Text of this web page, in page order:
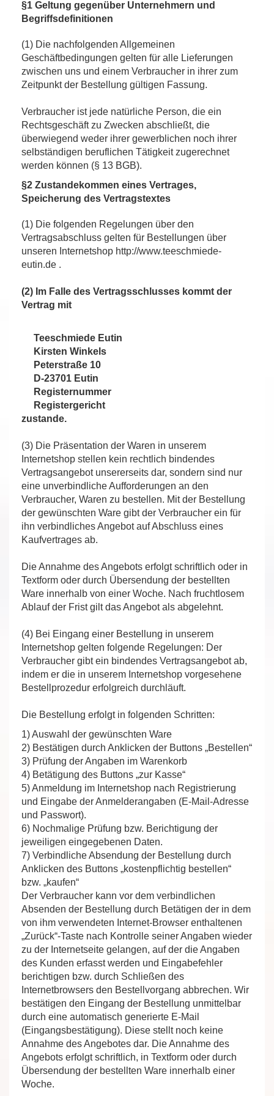
§1 Geltung gegenüber Unternehmern und
Begriffsdefinitionen
(1) Die nachfolgenden Allgemeinen
Geschäftbedingungen gelten für alle Lieferungen
zwischen uns und einem Verbraucher in ihrer zum
Zeitpunkt der Bestellung gültigen Fassung.
Verbraucher ist jede natürliche Person, die ein
Rechtsgeschäft zu Zwecken abschließt, die
überwiegend weder ihrer gewerblichen noch ihrer
selbständigen beruflichen Tätigkeit zugerechnet
werden können (§ 13 BGB).
§2 Zustandekommen eines Vertrages,
Speicherung des Vertragstextes
(1) Die folgenden Regelungen über den
Vertragsabschluss gelten für Bestellungen über
unseren Internetshop http://www.teeschmiede-
eutin.de .
(2) Im Falle des Vertragsschlusses kommt der
Vertrag mit
Teeschmiede Eutin
Kirsten Winkels
Peterstraße 10
D-23701 Eutin
Registernummer
Registergericht
zustande.
(3) Die Präsentation der Waren in unserem
Internetshop stellen kein rechtlich bindendes
Vertragsangebot unsererseits dar, sondern sind nur
eine unverbindliche Aufforderungen an den
Verbraucher, Waren zu bestellen. Mit der Bestellung
der gewünschten Ware gibt der Verbraucher ein für
ihn verbindliches Angebot auf Abschluss eines
Kaufvertrages ab.
Die Annahme des Angebots erfolgt schriftlich oder in
Textform oder durch Übersendung der bestellten
Ware innerhalb von einer Woche. Nach fruchtlosem
Ablauf der Frist gilt das Angebot als abgelehnt.
(4) Bei Eingang einer Bestellung in unserem
Internetshop gelten folgende Regelungen: Der
Verbraucher gibt ein bindendes Vertragsangebot ab,
indem er die in unserem Internetshop vorgesehene
Bestellprozedur erfolgreich durchläuft.
Die Bestellung erfolgt in folgenden Schritten:
1) Auswahl der gewünschten Ware
2) Bestätigen durch Anklicken der Buttons „Bestellen“
3) Prüfung der Angaben im Warenkorb
4) Betätigung des Buttons „zur Kasse“
5) Anmeldung im Internetshop nach Registrierung
und Eingabe der Anmelderangaben (E-Mail-Adresse
und Passwort).
6) Nochmalige Prüfung bzw. Berichtigung der
jeweiligen eingegebenen Daten.
7) Verbindliche Absendung der Bestellung durch
Anklicken des Buttons „kostenpflichtig bestellen“
bzw. „kaufen“
Der Verbraucher kann vor dem verbindlichen
Absenden der Bestellung durch Betätigen der in dem
von ihm verwendeten Internet-Browser enthaltenen
„Zurück“-Taste nach Kontrolle seiner Angaben wieder
zu der Internetseite gelangen, auf der die Angaben
des Kunden erfasst werden und Eingabefehler
berichtigen bzw. durch Schließen des
Internetbrowsers den Bestellvorgang abbrechen. Wir
bestätigen den Eingang der Bestellung unmittelbar
durch eine automatisch generierte E-Mail
(Eingangsbestätigung). Diese stellt noch keine
Annahme des Angebotes dar. Die Annahme des
Angebots erfolgt schriftlich, in Textform oder durch
Übersendung der bestellten Ware innerhalb einer
Woche.